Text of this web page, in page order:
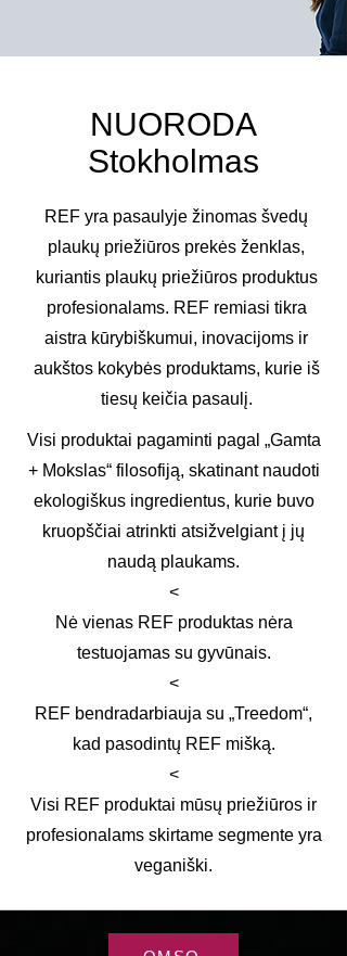
NUORODA
Stokholmas
REF yra pasaulyje žinomas švedų
plaukų priežiūros prekės ženklas,
kuriantis plaukų priežiūros produktus
profesionalams. REF remiasi tikra
aistra kūrybiškumui, inovacijoms ir
aukštos kokybės produktams, kurie iš
tiesų keičia pasaulį.
Visi produktai pagaminti pagal „Gamta
+ Mokslas“ filosofiją, skatinant naudoti
ekologiškus ingredientus, kurie buvo
kruopščiai atrinkti atsižvelgiant į jų
naudą plaukams.
<​
Nė vienas REF produktas nėra
testuojamas su gyvūnais.
<​
REF bendradarbiauja su „Treedom“,
kad pasodintų REF mišką.
<​
Visi REF produktai mūsų priežiūros ir
profesionalams skirtame segmente yra
veganiški.